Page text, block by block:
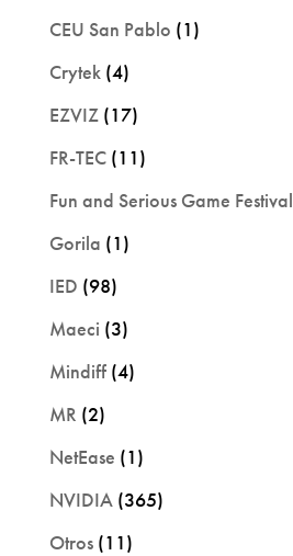
CEU San Pablo (1)
Crytek(4)
EZVIZ(17)
FR-TEC(11)
Fun and Serious Game Festival
Gorila (1)
IED (98)
Maeci (3)
Mindiff(4)
MR (2)
NetEase (1)
NVIDIA(365)
Otros(11)